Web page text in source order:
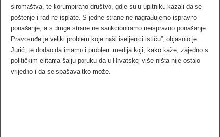
siromaštva, te korumpirano društvo, gdje su u upitniku kazali da se
poštenje i rad ne isplate. S jedne strane ne nagrađujemo ispravno
ponašanje, a s druge strane ne sankcioniramo neispravno ponašanje.
Pravosuđe je veliki problem koje naši iseljenici ističu”, objasnio je
Jurić, te dodao da imamo i problem medija koji, kako kaže, zajedno s
političkim elitama šalju poruku da u Hrvatskoj više ništa nije ostalo
vrijedno i da se spašava tko može.